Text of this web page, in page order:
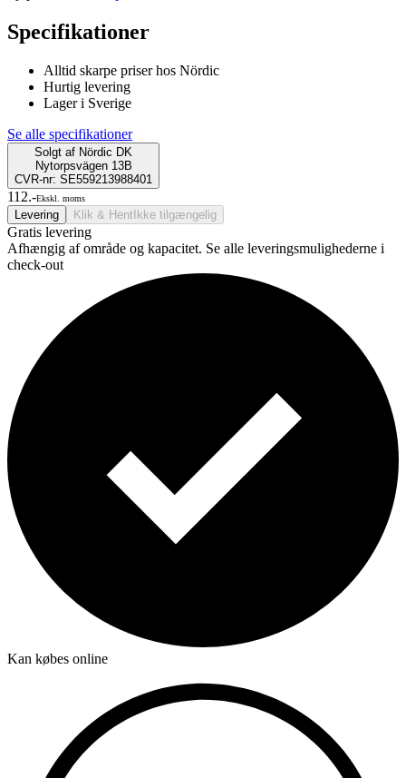
Specifikationer
Alltid skarpe priser hos Nördic
Hurtig levering
Lager i Sverige
Se alle specifikationer
Solgt af Nördic DK
Nytorpsvägen 13B
CVR-nr: SE559213988401
112.-Ekskl. moms
Levering Klik & Hent Ikke tilgængelig
Gratis levering
Afhængig af område og kapacitet. Se alle leveringsmulighederne i
check-out
Kan købes online